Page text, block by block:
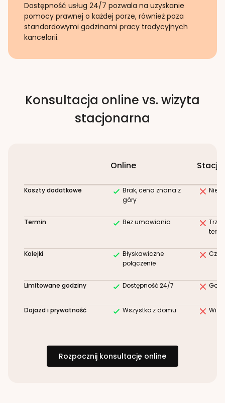
Dostępność usług 24/7 pozwala na uzyskanie
pomocy prawnej o każdej porze, również poza
standardowymi godzinami pracy tradycyjnych
kancelarii.
Konsultacja online vs. wizyta
stacjonarna
Online
Koszty dodatkowe
Brak, cena znana z
góry
Termin Bez umawiania
Kolejki
Błyskawiczne
połączenie
Limitowane godziny Dostępność 24/7
Dojazd i prywatność Wszystko z domu
Rozpocznij konsultację online